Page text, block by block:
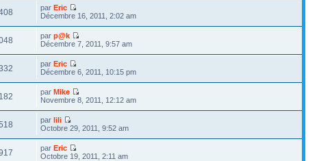
parEric
Décembre 16, 2011, 2:02 am
parp@k
Décembre 7, 2011, 9:57 am
parEric
Décembre 6, 2011, 10:15 pm
parMike
Novembre 8, 2011, 12:12 am
parlili
Octobre 29, 2011, 9:52 am
parEric
Octobre 19, 2011, 2:11 am